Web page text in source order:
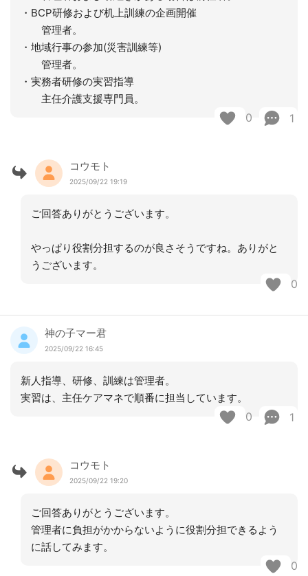
・BCP研修および机上訓練の企画開催
管理者。
・地域行事の参加(災害訓練等)
管理者。
・実務者研修の実習指導
主任介護支援専門員。
0 1
コウモト
2025/09/22 19:19
ご回答ありがとうございます。
やっぱり役割分担するのが良さそうですね。ありがと
うございます。
0
神の子マー君
2025/09/22 16:45
新人指導、研修、訓練は管理者。
実習は、主任ケアマネで順番に担当しています。
0 1
コウモト
2025/09/22 19:20
ご回答ありがとうございます。
管理者に負担がかからないように役割分担できるよう
に話してみます。
0